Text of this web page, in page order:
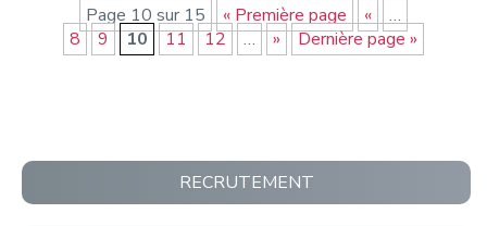
Page 10 sur 15 « Première page «
…
8
9 10 11 12 … » Dernière page »
RECRUTEMENT